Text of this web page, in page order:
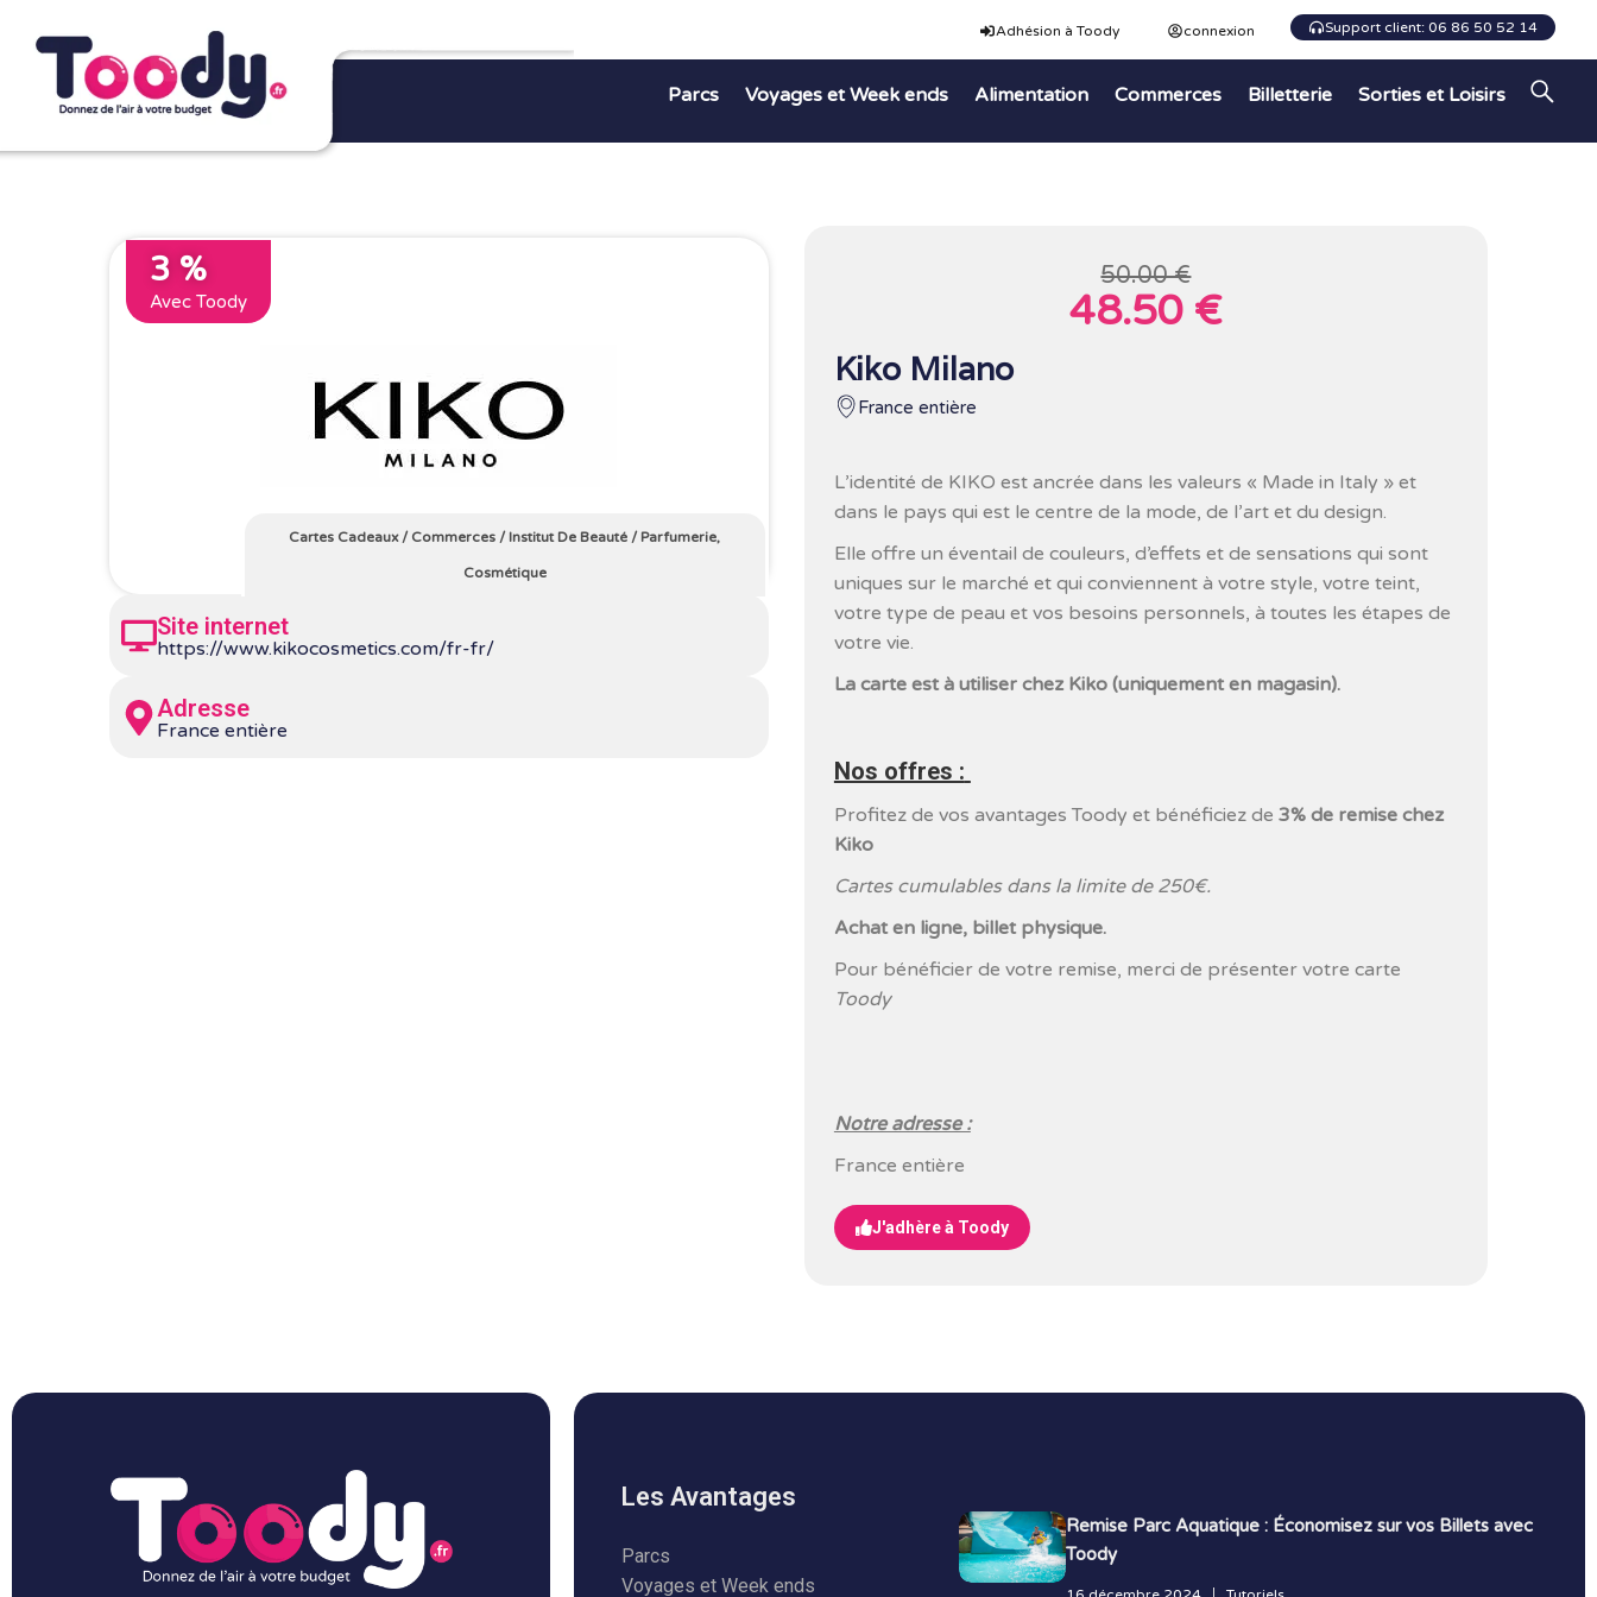
Adhésion à Toody connexion Support client: 06 86 50 52 14
Parcs Voyages et Week ends Alimentation Commerces Billetterie Sorties et Loisirs
3 %
Avec Toody
Cartes Cadeaux/ Commerces /Institut De Beauté /Parfumerie,
Cosmétique
Site internet
https://www.kikocosmetics.com/fr-fr/
Adresse
France entière
50.00 €
48.50 €
Kiko Milano
France entière
L’identité de KIKO est ancrée dans les valeurs « Made in Italy » et
dans le pays qui est le centre de la mode, de l’art et du design.
Elle offre un éventail de couleurs, d’effets et de sensations qui sont
uniques sur le marché et qui conviennent à votre style, votre teint,
votre type de peau et vos besoins personnels, à toutes les étapes de
votre vie.
La carte est à utiliser chez Kiko (uniquement en magasin).
Nos offres :
Profitez de vos avantages Toody et bénéficiez de 3% de remise chez
Kiko
Cartes cumulables dans la limite de 250€.
Achat en ligne, billet physique.
Pour bénéficier de votre remise, merci de présenter votre carte
Toody
Notre adresse :
France entière
J'adhère à Toody
Les Avantages
Parcs
Voyages et Week ends
Remise Parc Aquatique : Économisez sur vos Billets avec
Toody